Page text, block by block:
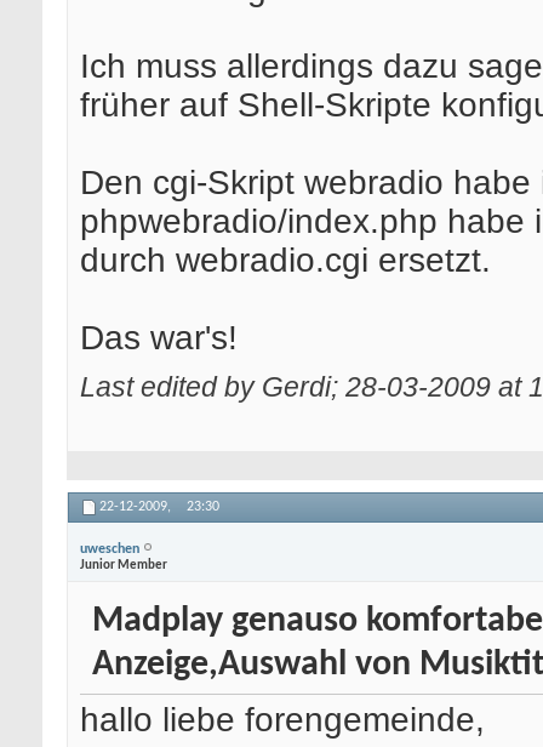
Ich muss allerdings dazu
früher auf Shell-Skripte
Den cgi-Skript webradio
phpwebradio/index.php habe
durch webradio.cgi ersetzt.
Das war's!
Last edited by Gerdi; 28-03-2009 at
22-12-2009, 23:30
uweschen
Junior Member
Madplay genauso
Anzeige,Auswahl von
hallo liebe forengemeinde,